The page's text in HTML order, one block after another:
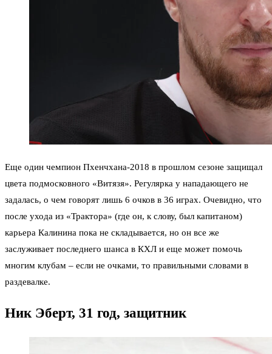
Еще один чемпион Пхенчхана-2018 в прошлом сезоне защищал
цвета подмосковного «Витязя». Регулярка у нападающего не
задалась, о чем говорят лишь 6 очков в 36 играх. Очевидно, что
после ухода из «Трактора» (где он, к слову, был капитаном)
карьера Калинина пока не складывается, но он все же
заслуживает последнего шанса в КХЛ и еще может помочь
многим клубам – если не очками, то правильными словами в
раздевалке.
Ник Эберт, 31 год, защитник